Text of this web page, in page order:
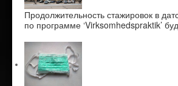
Продолжительность стажировок в
по программе ‘Virksomhedspraktik’